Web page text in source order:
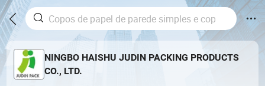
NINGBO HAISHU JUDIN PACKING PRODUCTS
CO., LTD.